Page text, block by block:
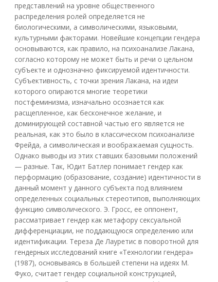
представлений на уровне общественного
распределения ролей определяется не
биологическими, а символическими, языковыми,
культурными факторами. Новейшие концепции гендера
основываются, как правило, на психоанализе Лакана,
согласно которому не может быть и речи о цельном
субъекте и однозначно фиксируемой идентичности.
Субъективность, с точки зрения Лакана, на идеи
которого опираются многие теоретики
постфеминизма, изначально осознается как
расщепленное, как бесконечное желание, и
доминирующей составной частью его является не
реальная, как это было в классическом психоанализе
Фрейда, а символическая и воображаемая сущность.
Однако выводы из этих ставших базовыми положений
— разные. Так, Юдит Батлер понимает гендер как
перформацию (образование, создание) идентичности в
данный момент у данного субъекта под влиянием
определенных социальных стереотипов, выполняющих
функцию символического. Э. Гросс, ее оппонент,
рассматривает гендер как метафору сексуальной
дифференциации, не поддающуюся определению или
идентификации. Тереза Де Лауретис в поворотной для
гендерных исследований книге «Технологии гендера»
(1987), основываясь в большей степени на идеях М.
Фуко, считает гендер социальной конструкцией,